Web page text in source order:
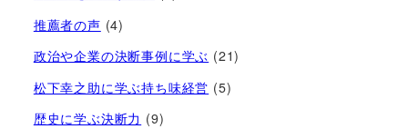
推薦者の声 (4)
政治や企業の決断事例に学ぶ (21)
松下幸之助に学ぶ持ち味経営 (5)
歴史に学ぶ決断力 (9)